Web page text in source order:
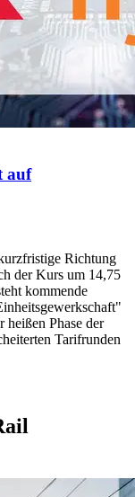
auf
Richtung
der Kurs um 14,75
kommende
Phase der
Tarifrunden